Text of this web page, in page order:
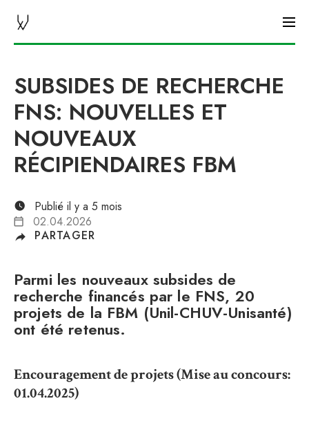
ACTUALITÉS DU CHUV
SUBSIDES DE RECHERCHE
FNS: NOUVELLES ET
NOUVEAUX
RÉCIPIENDAIRES FBM
Publié il y a 5 mois
02.04.2026
PARTAGER
Parmi les nouveaux subsides de
recherche financés par le FNS, 20
projets de la FBM (Unil-CHUV-Unisanté)
ont été retenus.
Encouragement de projets (Mise au concours:
01.04.2025)